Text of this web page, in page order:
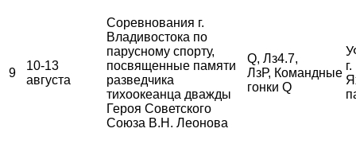
9
10-13
августа
Соревнования г.
Владивостока по
парусному спорту,
посвященные памяти
разведчика
тихоокеанца дважды
Героя Советского
Союза В.Н. Леонова
Q, Лз4.7,
ЛзР, Командные
гонки Q